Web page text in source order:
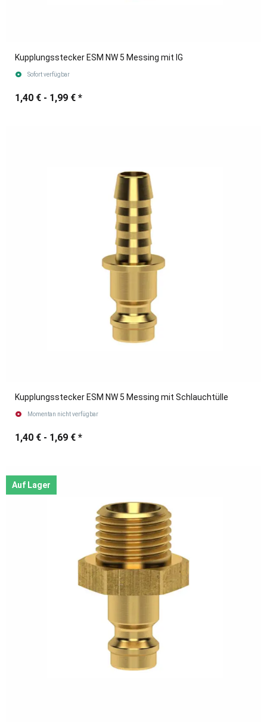
Kupplungsstecker ESM NW 5 Messing mit IG
Sofort verfügbar
1,40 € - 1,99 € *
Kupplungsstecker ESM NW 5 Messing mit Schlauchtülle
Momentan nicht verfügbar
1,40 € - 1,69 € *
Auf Lager